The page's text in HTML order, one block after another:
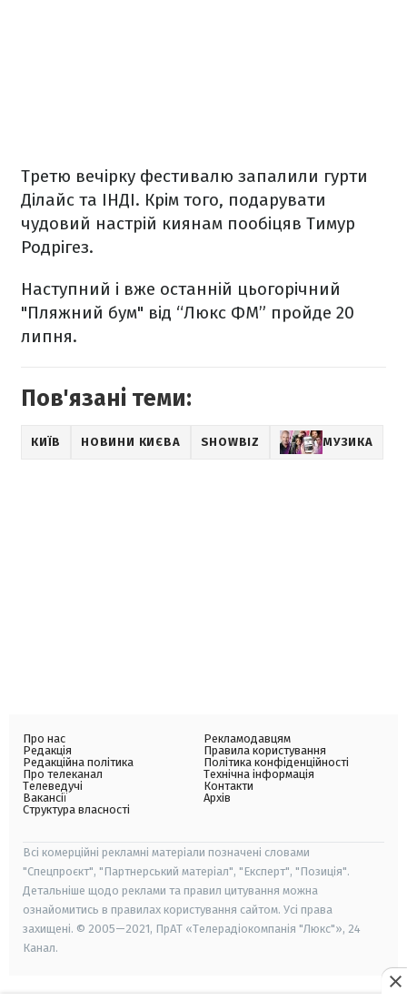
Третю вечірку фестивалю запалили гурти
Ділайс та ІНДІ. Крім того, подарувати
чудовий настрій киянам пообіцяв Тимур
Родрігез.
Наступний і вже останній цьогорічний
"Пляжний бум" від “Люкс ФМ” пройде 20
липня.
Пов'язані теми:
КИЇВ НОВИНИ КИЄВА SHOWBIZ МУЗИКА
Про нас
Редакція
Редакційна політика
Про телеканал
Телеведучі
Вакансії
Структура власності
Рекламодавцям
Правила користування
Політика конфіденційності
Технічна інформація
Контакти
Архів
Всі комерційні рекламні матеріали позначені словами
"Спецпроєкт", "Партнерський матеріал", "Експерт", "Позиція".
Детальніше щодо реклами та правил цитування можна
ознайомитись в правилах користування сайтом. Усі права
захищені. © 2005—2021, ПрАТ «Телерадіокомпанія "Люкс"», 24
Канал.